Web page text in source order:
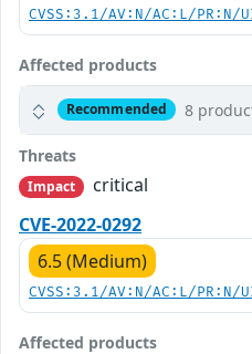
CVSS:3.1/AV:N/AC:L/
Affected products
Recommended 8
Threats
Impact
critical
CVE-2022-0292
6.5 (Medium)
CVSS:3.1/AV:N/AC:L/
Affected products